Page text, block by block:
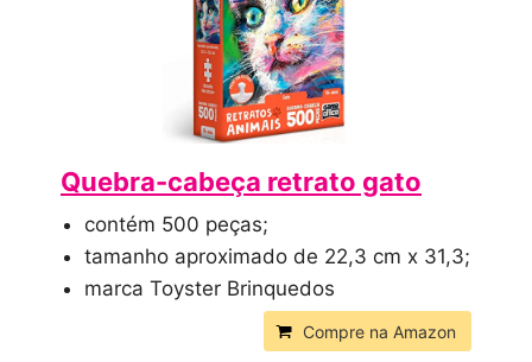
Quebra-cabeça retrato gato
contém 500 peças;
tamanho aproximado de 22,3 cm x 31,3;
marca Toyster Brinquedos
Compre na Amazon